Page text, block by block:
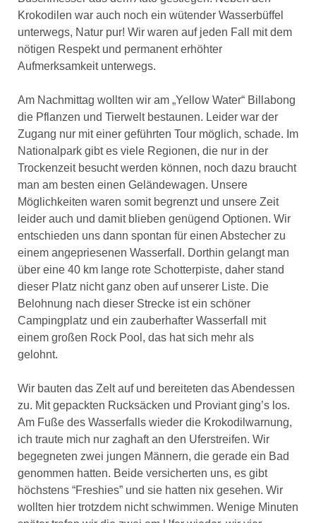
Krokodilen war auch noch ein wütender Wasserbüffel
unterwegs, Natur pur! Wir waren auf jeden Fall mit dem
nötigen Respekt und permanent erhöhter
Aufmerksamkeit unterwegs.
Am Nachmittag wollten wir am „Yellow Water“ Billabong
die Pflanzen und Tierwelt bestaunen. Leider war der
Zugang nur mit einer geführten Tour möglich, schade. Im
Nationalpark gibt es viele Regionen, die nur in der
Trockenzeit besucht werden können, noch dazu braucht
man am besten einen Geländewagen. Unsere
Möglichkeiten waren somit begrenzt und unsere Zeit
leider auch und damit blieben genügend Optionen. Wir
entschieden uns dann spontan für einen Abstecher zu
einem angepriesenen Wasserfall. Dorthin gelangt man
über eine 40 km lange rote Schotterpiste, daher stand
dieser Platz nicht ganz oben auf unserer Liste. Die
Belohnung nach dieser Strecke ist ein schöner
Campingplatz und ein zauberhafter Wasserfall mit
einem großen Rock Pool, das hat sich mehr als
gelohnt.
Wir bauten das Zelt auf und bereiteten das Abendessen
zu. Mit gepackten Rucksäcken und Proviant ging’s los.
Am Fuße des Wasserfalls wieder die Krokodilwarnung,
ich traute mich nur zaghaft an den Uferstreifen. Wir
begegneten zwei jungen Männern, die gerade ein Bad
genommen hatten. Beide versicherten uns, es gibt
höchstens “Freshies” und sie hatten nix gesehen. Wir
wollten hier trotzdem nicht schwimmen. Wenige Minuten